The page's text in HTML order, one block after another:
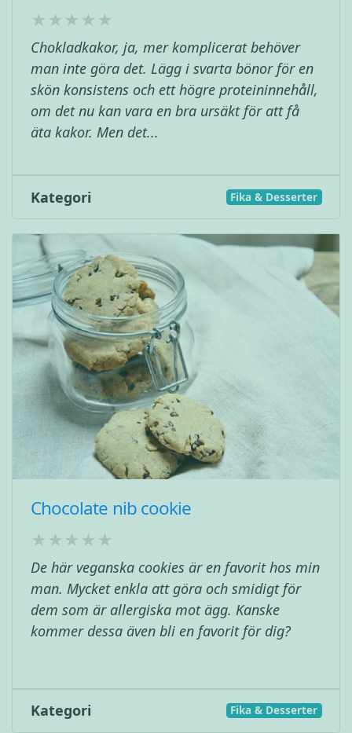
Chokladkakor, ja, mer komplicerat behöver
man inte göra det. Lägg i svarta bönor för en
skön konsistens och ett högre proteininnehåll,
om det nu kan vara en bra ursäkt för att få
äta kakor. Men det...
Kategori Fika & Desserter
Chocolate nib cookie
De här veganska cookies är en favorit hos min
man. Mycket enkla att göra och smidigt för
dem som är allergiska mot ägg. Kanske
kommer dessa även bli en favorit för dig?
Kategori Fika & Desserter